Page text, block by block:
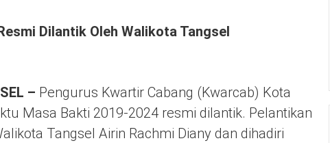
Dilantik Oleh Walikota Tangsel
– Pengurus Kwartir Cabang (Kwarcab) Kota
Masa Bakti 2019-2024 resmi dilantik. Pelantikan
Tangsel Airin Rachmi Diany dan dihadiri